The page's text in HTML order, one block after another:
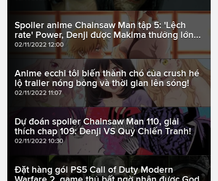
Spoiler anime Chainsaw Man tập 5: 'Lệch
rate' Power, Denji được Makima thưởng lớn...
02/11/2022 12:00
Anime ecchi tôi biến thành chó của crush hé
lộ trailer nóng bỏng và thời gian lên sóng!
02/11/2022 11:07
Dự đoán spoiler Chainsaw Man 110, giải
thích chap 109: Denji VS Quỷ Chiến Tranh!
02/11/2022 10:30
Đặt hàng gói PS5 Call of Duty Modern